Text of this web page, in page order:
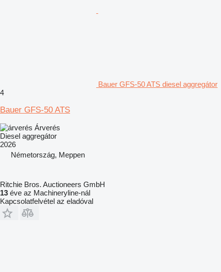
Bauer GFS-50 ATS diesel aggregátor
4
Bauer GFS-50 ATS
Árverés
Diesel aggregátor
2026
Németország, Meppen
Ritchie Bros. Auctioneers GmbH
13 éve az Machineryline-nál
Kapcsolatfelvétel az eladóval